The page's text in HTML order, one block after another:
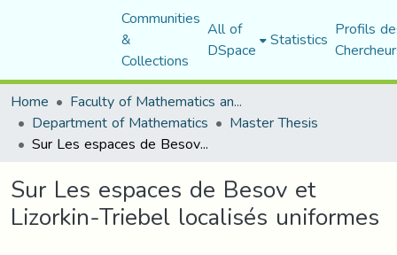
Communities
&
Collections
All of
DSpace Statistics Profils
Home
Faculty of Mathematics and Computer Science
Department of Mathematics Master Thesis
Sur Les espaces de Besov et Lizorkin-Triebel localisés uniformes
Sur Les espaces de Besov et
Lizorkin-Triebel localisés uniformes